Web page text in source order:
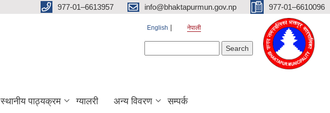
977-01–6613957 info@bhaktapurmun.gov.np 977-01–6610096
English नेपाली
स्थानीय पाठ्यक्रम ग्यालरी अन्य विवरण सम्पर्क